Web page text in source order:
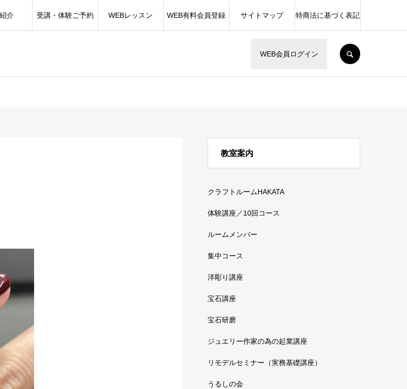
WEB会員ログイン
介 受講・体験ご予約 WEBレッスン WEB有料会員登録 サイトマップ 特商法に基づく表記
教室案内
クラフトルームHAKATA
体験講座／10回コース
ルームメンバー
集中コース
洋彫り講座
宝石講座
宝石研磨
ジュエリー作家の為の起業講座
リモデルセミナー（実務基礎講座）
うるしの会